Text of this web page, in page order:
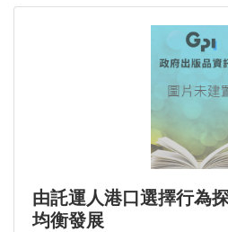
由託運人港口選擇行為
均衡發展